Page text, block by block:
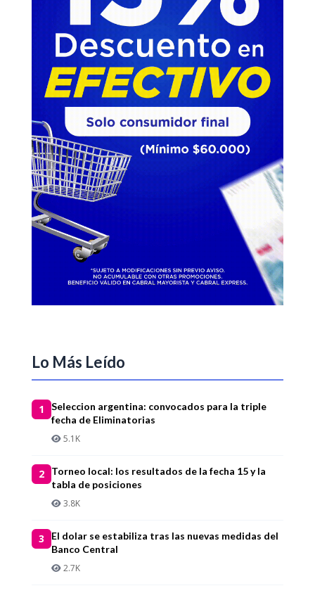
Lo Más Leído
1
Seleccion argentina: convocados para la triple
fecha de Eliminatorias
5.1K
2
Torneo local: los resultados de la fecha 15 y la
tabla de posiciones
3.8K
3
El dolar se estabiliza tras las nuevas medidas del
Banco Central
2.7K